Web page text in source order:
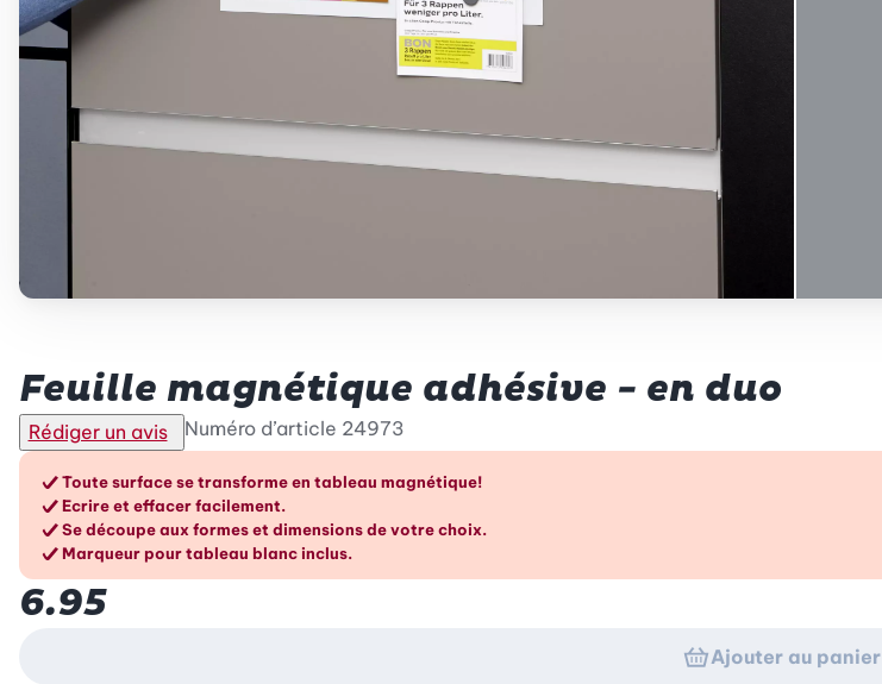
Feuille magnétique adhésive - en duo
Rédiger un avis Numéro d’article 24973
Les avantages en un coup d’œil
Toute surface se transforme en tableau magnétique!
Ecrire et effacer facilement.
Se découpe aux formes et dimensions de votre choix.
Marqueur pour tableau blanc inclus.
6.95
Ajouter au panier